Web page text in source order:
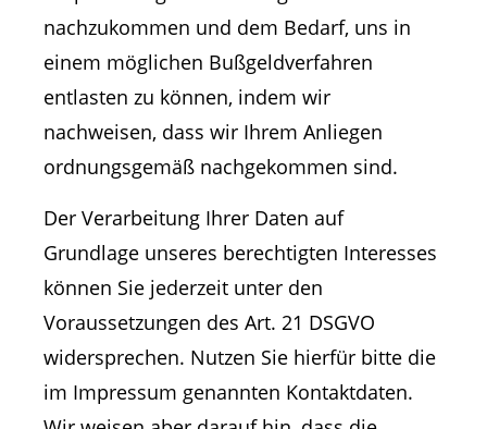
nachzukommen und dem Bedarf, uns in
einem möglichen Bußgeldverfahren
entlasten zu können, indem wir
nachweisen, dass wir Ihrem Anliegen
ordnungsgemäß nachgekommen sind.
Der Verarbeitung Ihrer Daten auf
Grundlage unseres berechtigten Interesses
können Sie jederzeit unter den
Voraussetzungen des Art. 21 DSGVO
widersprechen. Nutzen Sie hierfür bitte die
im Impressum genannten Kontaktdaten.